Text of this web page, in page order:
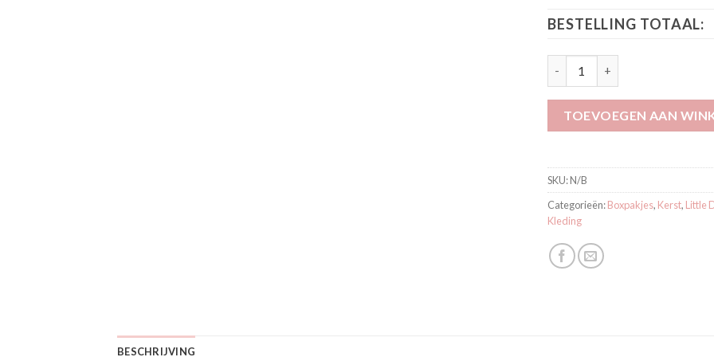
BESTELLING TOTAAL:
TOEVOEGEN AAN
SKU:N/B
Categorieën:Boxpakjes, Kerst, Little
Kleding
BESCHRIJVING